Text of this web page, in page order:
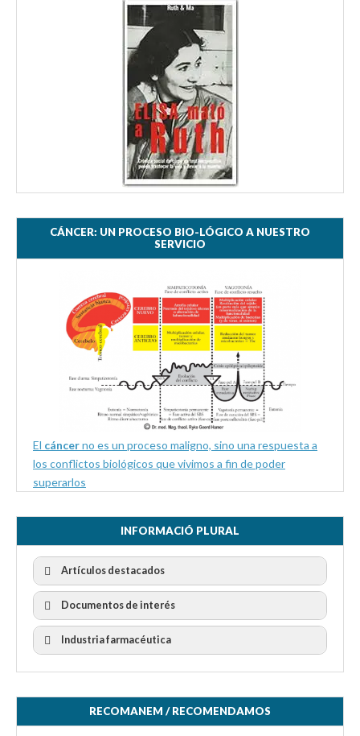
CÁNCER: UN PROCESO BIO-LÓGICO A NUESTRO
SERVICIO
El cáncerno es un proceso maligno, sino una respuesta a
los conflictos biológicos que vivimos a fin de poder
superarlos
INFORMACIÓ PLURAL
Artículos destacados
Documentos de interés
Industria farmacéutica
RECOMANEM / RECOMENDAMOS